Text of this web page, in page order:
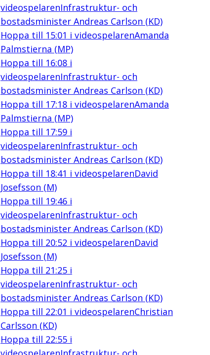
videospelarenInfrastruktur- och
bostadsminister Andreas Carlson (KD)
Hoppa till 15:01 i videospelarenAmanda
Palmstierna (MP)
Hoppa till 16:08i
videospelarenInfrastruktur- och
bostadsminister Andreas Carlson (KD)
Hoppa till 17:18i videospelarenAmanda
Palmstierna (MP)
Hoppa till 17:59i
videospelarenInfrastruktur- och
bostadsminister Andreas Carlson (KD)
Hoppa till 18:41 i videospelarenDavid
Josefsson (M)
Hoppa till 19:46i
videospelarenInfrastruktur- och
bostadsminister Andreas Carlson (KD)
Hoppa till 20:52 i videospelarenDavid
Josefsson (M)
Hoppa till 21:25i
videospelarenInfrastruktur- och
bostadsminister Andreas Carlson (KD)
Hoppa till 22:01 i videospelarenChristian
Carlsson (KD)
Hoppa till 22:55i